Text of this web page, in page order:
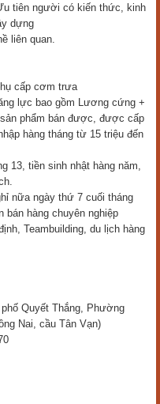
tiên người có kiến thức, kinh
dựng
liên quan.
cấp cơm trưa
lực bao gồm Lương cứng +
phẩm bán được, được cấp
hàng tháng từ 15 triệu đến
tiền sinh nhật hàng năm,
nữa ngày thứ 7 cuối tháng
hàng chuyên nghiệp
Teambuilding, du lịch hàng
Quyết Thắng, Phường
Nai, cầu Tân Vạn)